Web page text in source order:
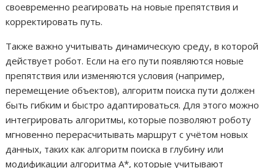
своевременно реагировать на новые препятствия и
корректировать путь.
Также важно учитывать динамическую среду, в которой
действует робот. Если на его пути появляются новые
препятствия или изменяются условия (например,
перемещение объектов), алгоритм поиска пути должен
быть гибким и быстро адаптироваться. Для этого можно
интегрировать алгоритмы, которые позволяют роботу
мгновенно перерасчитывать маршрут с учётом новых
данных, таких как алгоритм поиска в глубину или
модификации алгоритма A*, которые учитывают